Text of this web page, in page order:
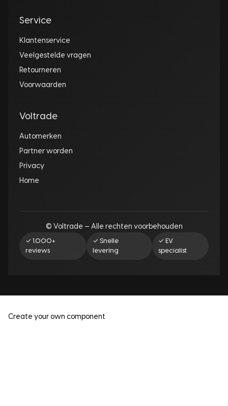
Service
Klantenservice
Veelgestelde vragen
Retourneren
Voorwaarden
Voltrade
Automerken
Partner worden
Privacy
Home
© Voltrade — Alle rechten voorbehouden
✓ 1.000+
reviews
✓ Snelle
levering
✓ EV
specialist
Create your own component